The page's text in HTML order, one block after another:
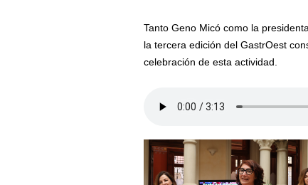
Tanto Geno Micó como la
la tercera edición del GastrOest
celebración de esta actividad.